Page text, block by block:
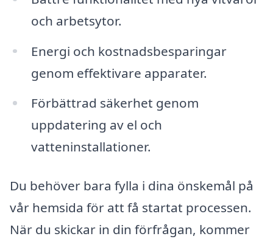
och arbetsytor.
Energi och kostnadsbesparingar
genom effektivare apparater.
Förbättrad säkerhet genom
uppdatering av el och
vatteninstallationer.
Du behöver bara fylla i dina önskemål på
vår hemsida för att få startat processen.
När du skickar in din förfrågan, kommer